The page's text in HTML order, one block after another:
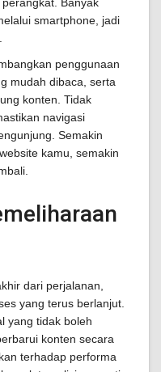
smartphone, jadi
penggunaan
mudah dibaca, serta
konten. Tidak
navigasi
Semakin
kamu, semakin
dari perjalanan,
yang terus berlanjut.
yang tidak boleh
konten secara
terhadap performa